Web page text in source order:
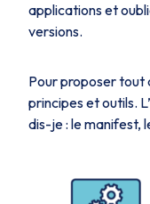
applications et
versions.
Pour proposer tout
principes et outils.
dis-je : le manifest,